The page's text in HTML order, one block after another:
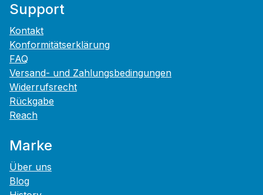
Support
Kontakt
Konformitätserklärung
FAQ
Versand- und Zahlungsbedingungen
Widerrufsrecht
Rückgabe
Reach
Marke
Über uns
Blog